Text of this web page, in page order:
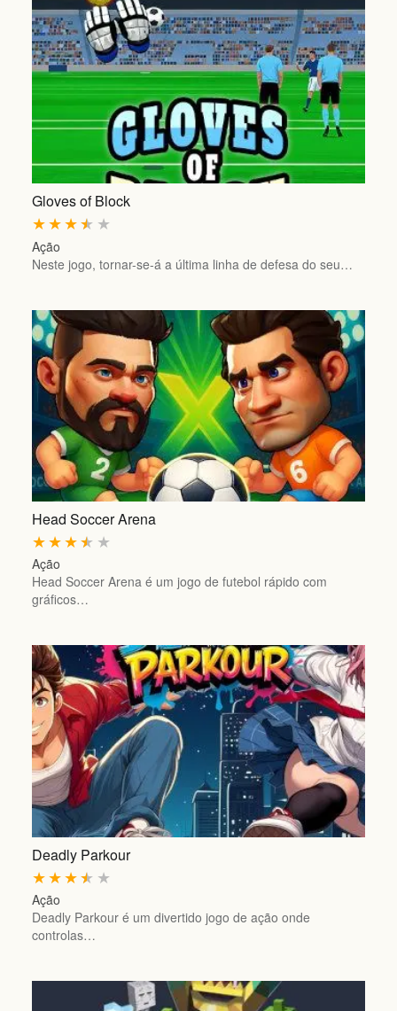
Gloves of Block
★
★
★
★
★
Ação
Neste jogo, tornar-se-á a última linha de defesa do seu…
Head Soccer Arena
★
★
★
★
★
Ação
Head Soccer Arena é um jogo de futebol rápido com
gráficos…
Deadly Parkour
★
★
★
★
★
Ação
Deadly Parkour é um divertido jogo de ação onde
controlas…